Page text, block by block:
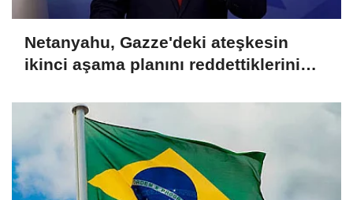
Netanyahu, Gazze'deki ateşkesin
ikinci aşama planını reddettiklerini